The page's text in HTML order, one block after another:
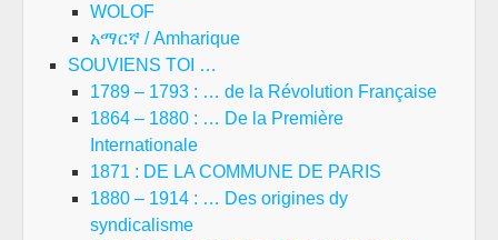
WOLOF
አማርኛ / Amharique
SOUVIENS TOI …
1789 – 1793 : … de la Révolution Française
1864 – 1880 : … De la Première
Internationale
1871 : DE LA COMMUNE DE PARIS
1880 – 1914 : … Des origines dy
syndicalisme